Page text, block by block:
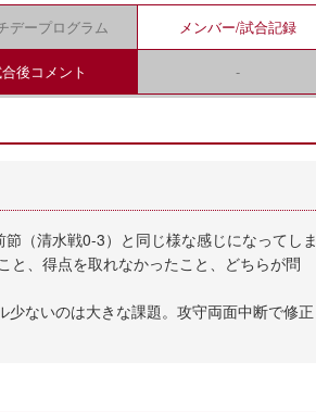
デープログラム メンバー/試合記録
後コメント -
（清水戦0-3）と同じ様な感じになってしま
と、得点を取れなかったこと、どちらが問
ないのは大きな課題。攻守両面中断で修正